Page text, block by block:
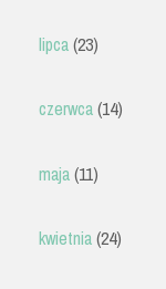
lipca(23)
czerwca(14)
maja(11)
kwietnia(24)